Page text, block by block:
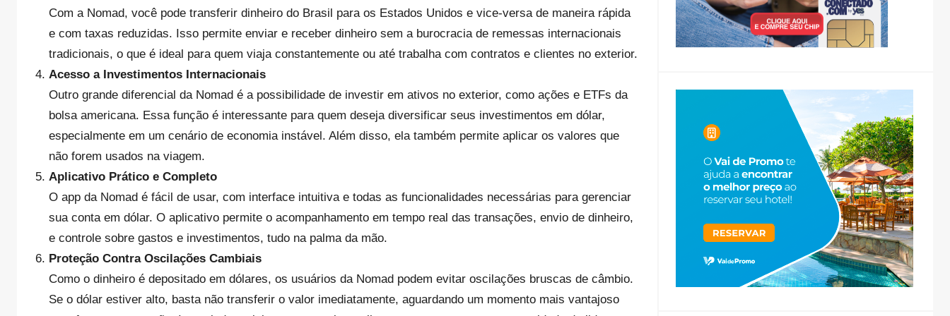
Com a Nomad, você pode transferir dinheiro do Brasil para os Estados Unidos e vice-versa de maneira rápida
e com taxas reduzidas. Isso permite enviar e receber dinheiro sem a burocracia de remessas internacionais
tradicionais, o que é ideal para quem viaja constantemente ou até trabalha com contratos e clientes no exterior.
Acesso a Investimentos Internacionais
Outro grande diferencial da Nomad é a possibilidade de investir em ativos no exterior, como ações e ETFs da
bolsa americana. Essa função é interessante para quem deseja diversificar seus investimentos em dólar,
especialmente em um cenário de economia instável. Além disso, ela também permite aplicar os valores que
não forem usados na viagem.
Aplicativo Prático e Completo
O app da Nomad é fácil de usar, com interface intuitiva e todas as funcionalidades necessárias para gerenciar
sua conta em dólar. O aplicativo permite o acompanhamento em tempo real das transações, envio de dinheiro,
e controle sobre gastos e investimentos, tudo na palma da mão.
Proteção Contra Oscilações Cambiais
Como o dinheiro é depositado em dólares, os usuários da Nomad podem evitar oscilações bruscas de câmbio.
Se o dólar estiver alto, basta não transferir o valor imediatamente, aguardando um momento mais vantajoso